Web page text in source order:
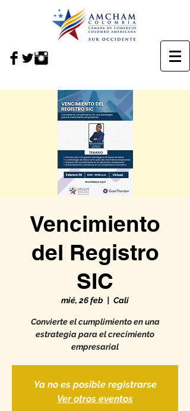
Vencimiento
del Registro
SIC
mié, 26 feb
  |
Cali
Convierte el cumplimiento en una
estrategia para el crecimiento
empresarial
Ya no es posible registrarse
Ver otros eventos